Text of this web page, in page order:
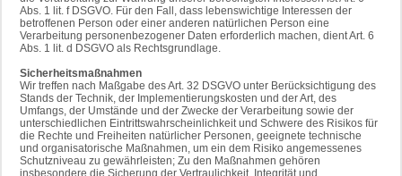
Abs. 1 lit. f DSGVO. Für den Fall, dass lebenswichtige Interessen der
betroffenen Person oder einer anderen natürlichen Person eine
Verarbeitung personenbezogener Daten erforderlich machen, dient Art. 6
Abs. 1 lit. d DSGVO als Rechtsgrundlage.
Sicherheitsmaßnahmen
Wir treffen nach Maßgabe des Art. 32 DSGVO unter Berücksichtigung des
Stands der Technik, der Implementierungskosten und der Art, des
Umfangs, der Umstände und der Zwecke der Verarbeitung sowie der
unterschiedlichen Eintrittswahrscheinlichkeit und Schwere des Risikos für
die Rechte und Freiheiten natürlicher Personen, geeignete technische
und organisatorische Maßnahmen, um ein dem Risiko angemessenes
Schutzniveau zu gewährleisten; Zu den Maßnahmen gehören